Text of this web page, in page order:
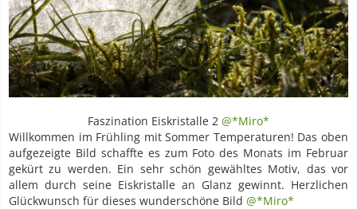
Faszination Eiskristalle 2 @*Miro*
Willkommen im Frühling mit Sommer Temperaturen! Das oben
aufgezeigte Bild schaffte es zum Foto des Monats im Februar
gekürt zu werden. Ein sehr schön gewähltes Motiv, das vor
allem durch seine Eiskristalle an Glanz gewinnt. Herzlichen
Glückwunsch für dieses wunderschöne Bild @*Miro*